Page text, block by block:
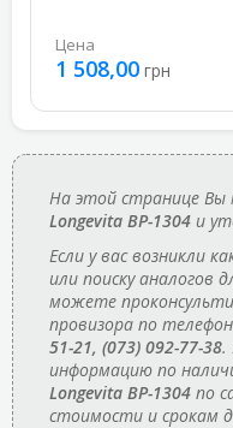
Цена
1 508,00 грн
На этой странице
Longevita BP-1304 и
Если у вас возникли
или поиску аналогов
можете
провизора по
51-21, (073) 092-77-38.
информацию по
Longevita BP-1304 по
стоимости и срокам